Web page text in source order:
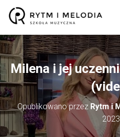
Milena i jej
Opublikowano przez Rytm i
2023